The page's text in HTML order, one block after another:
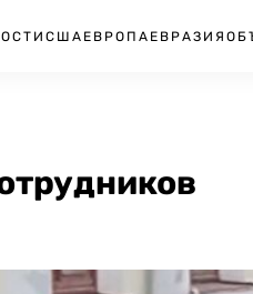
США ЕВРОПА ЕВРАЗИЯ